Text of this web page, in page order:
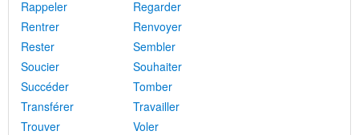
Rappeler
Regarder
Rentrer
Renvoyer
Rester
Sembler
Soucier
Souhaiter
Succéder
Tomber
Transférer
Travailler
Trouver
Voler